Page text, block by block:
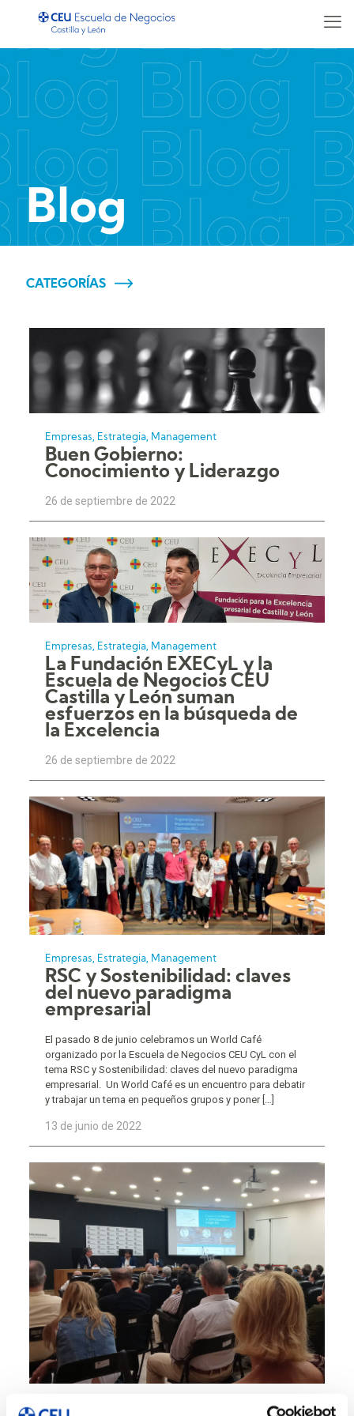
Blog
CATEGORÍAS
Empresas, Estrategia, Management
Buen Gobierno:
Conocimiento y Liderazgo
26 de septiembre de 2022
Empresas, Estrategia, Management
La Fundación EXECyL y la
Escuela de Negocios CEU
Castilla y León suman
esfuerzos en la búsqueda de
la Excelencia
26 de septiembre de 2022
Empresas Estrategia, Management
RSC y Sostenibilidad: claves
del nuevo paradigma
empresarial
El pasado 8 de junio celebramos un World Café
organizado por la Escuela de Negocios CEU CyL con el
tema RSC y Sostenibilidad: claves del nuevo paradigma
empresarial. Un World Café es un encuentro para debatir
y trabajar un tema en pequeños grupos y poner[…]
13 de junio de 2022
Empresas